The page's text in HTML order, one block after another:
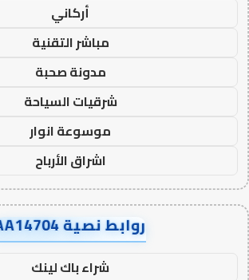
أركاني
مباشر التقنية
مدونة صحبة
شرقيات السياحة
موسوعة انوار
اشراق الأرباح
روابط نصية AA14704
شراء باك لينك